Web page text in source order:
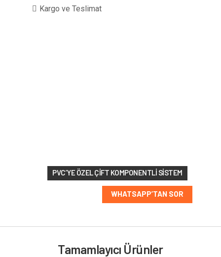
Kargo ve Teslimat
PVC’YE ÖZEL ÇIFT KOMPONENTLI SISTEM
WHATSAPP’TAN SOR
Tamamlayıcı Ürünler